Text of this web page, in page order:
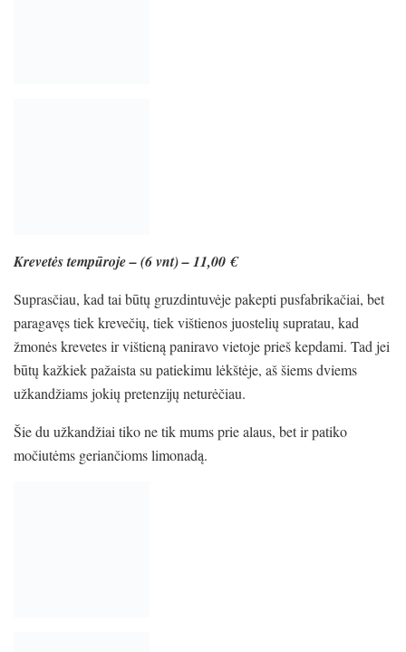
Krevetės tempūroje – (6 vnt) – 11,00 €
Suprasčiau, kad tai būtų gruzdintuvėje pakepti pusfabrikačiai, bet
paragavęs tiek krevečių, tiek vištienos juostelių supratau, kad
žmonės krevetes ir vištieną paniravo vietoje prieš kepdami. Tad jei
būtų kažkiek pažaista su patiekimu lėkštėje, aš šiems dviems
užkandžiams jokių pretenzijų neturėčiau.
Šie du užkandžiai tiko ne tik mums prie alaus, bet ir patiko
močiutėms geriančioms limonadą.